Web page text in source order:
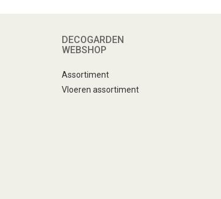
DECOGARDEN
WEBSHOP
Assortiment
Vloeren assortiment